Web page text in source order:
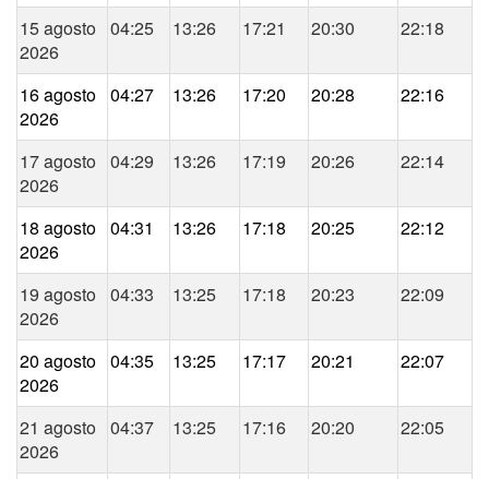
15 agosto
2026
04:25 13:26 17:21 20:30 22:18
16 agosto
2026
04:27 13:26 17:20 20:28 22:16
17 agosto
2026
04:29 13:26 17:19 20:26 22:14
18 agosto
2026
04:31 13:26 17:18 20:25 22:12
19 agosto
2026
04:33 13:25 17:18 20:23 22:09
20 agosto
2026
04:35 13:25 17:17 20:21 22:07
21 agosto
2026
04:37 13:25 17:16 20:20 22:05